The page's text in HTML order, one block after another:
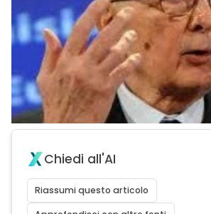
Chiedi all'AI
Riassumi questo articolo